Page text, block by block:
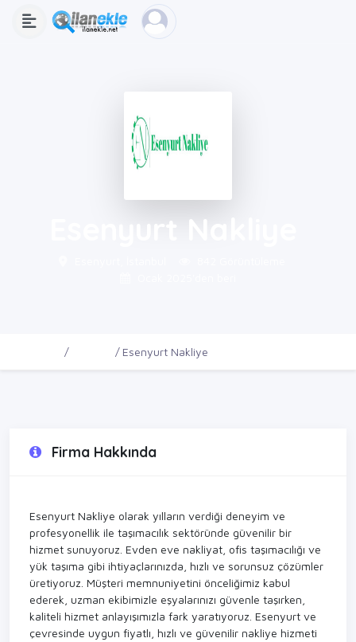
Esenyurt Nakliye
Esenyurt Nakliye
Firma Hakkında
Esenyurt Nakliye olarak yılların verdiği deneyim ve
profesyonellik ile taşımacılık sektöründe güvenilir bir
hizmet sunuyoruz. Evden eve nakliyat, ofis taşımacılığı ve
yük taşıma gibi ihtiyaçlarınızda, hızlı ve sorunsuz çözümler
üretiyoruz. Müşteri memnuniyetini önceliğimiz kabul
ederek, uzman ekibimizle eşyalarınızı güvenle taşırken,
kaliteli hizmet anlayışımızla fark yaratıyoruz. Esenyurt ve
çevresinde uygun fiyatlı, hızlı ve güvenilir nakliye hizmeti